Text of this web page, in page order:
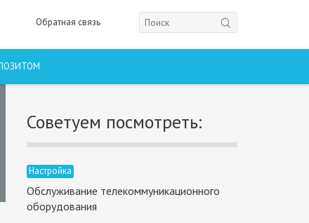
Обратная связь
Советуем посмотреть:
Настройка
Обслуживание телекоммуникационного
оборудования